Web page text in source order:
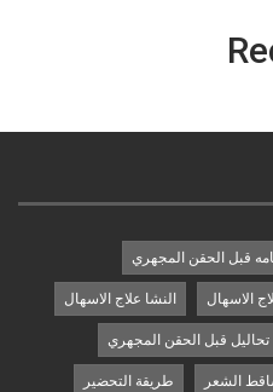
قبل الحقن المجهري
الاسهال النشا علاج الاسهال
تحاليل قبل الحقن المجهري
الشعر طريقة التحضير